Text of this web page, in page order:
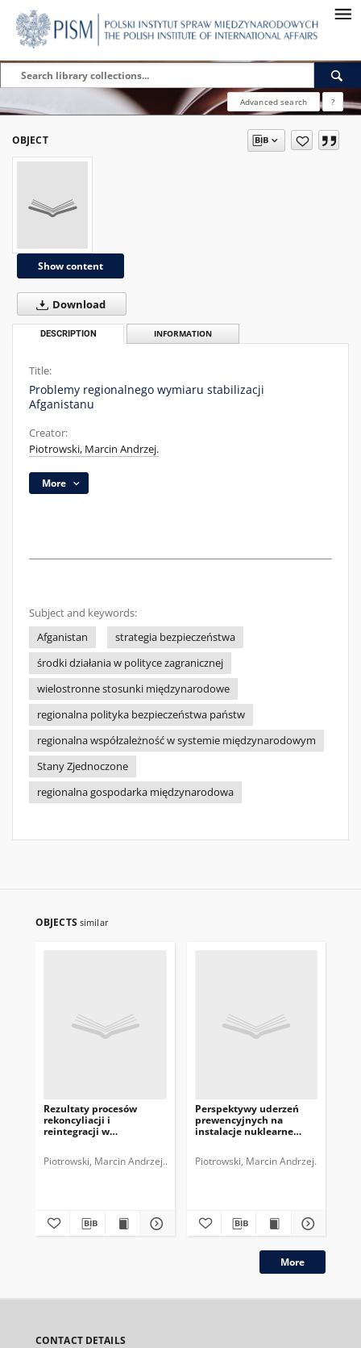
Advanced search ?
OBJECT
Show content
Download
DESCRIPTION INFORMATION
Title:
Problemy regionalnego wymiaru stabilizacji
Afganistanu
Creator:
Piotrowski, Marcin Andrzej.
More
Subject and keywords:
Afganistan
strategia bezpieczeństwa
środki działania w polityce zagranicznej
wielostronne stosunki międzynarodowe
regionalna polityka bezpieczeństwa państw
regionalna współzależność w systemie międzynarodowym
Stany Zjednoczone
regionalna gospodarka międzynarodowa
OBJECTS similar
Rezultaty procesów
rekoncyliacji i
reintegracji w
Piotrowski, Marcin Andrzej.
Polski Instytut Spraw Międzynarodowych.
Perspektywy uderzeń
prewencyjnych na
instalacje nuklearne
Piotrowski, Marcin Andrzej.
More
CONTACT DETAILS